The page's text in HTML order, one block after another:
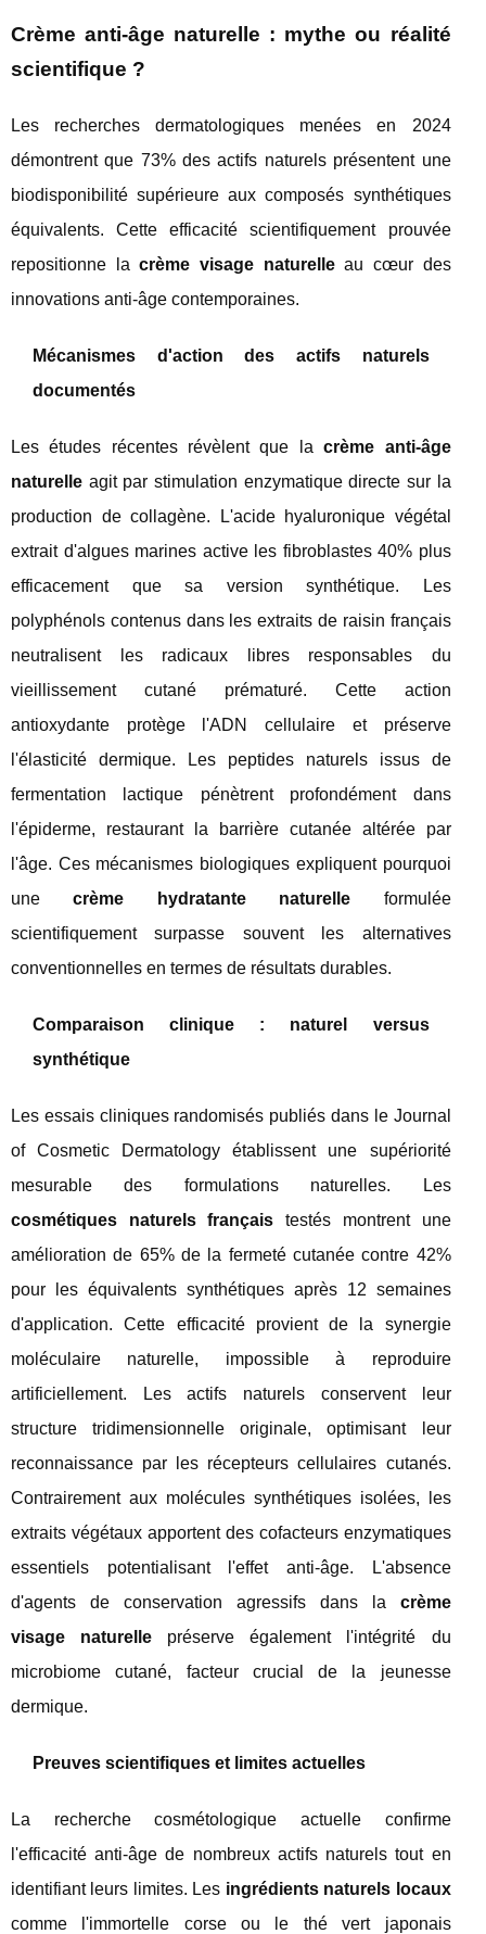
Crème anti-âge naturelle : mythe ou réalité
scientifique ?
Les recherches dermatologiques menées en 2024
démontrent que 73% des actifs naturels présentent une
biodisponibilité supérieure aux composés synthétiques
équivalents. Cette efficacité scientifiquement prouvée
repositionne lacrème visage naturelleau cœur des
innovations anti-âge contemporaines.
Mécanismes d'action des actifs naturels
documentés
Les études récentes révèlent que lacrème anti-âge
naturelle agit par stimulation enzymatique directe sur la
production de collagène. L'acide hyaluronique végétal
extrait d'algues marines active les fibroblastes 40% plus
efficacement que sa version synthétique. Les
polyphénols contenus dans les extraits de raisin français
neutralisent les radicaux libres responsables du
vieillissement cutané prématuré. Cette action
antioxydante protège l'ADN cellulaire et préserve
l'élasticité dermique. Les peptides naturels issus de
fermentation lactique pénètrent profondément dans
l'épiderme, restaurant la barrière cutanée altérée par
l'âge. Ces mécanismes biologiques expliquent pourquoi
unecrème hydratante naturelle formulée
scientifiquement surpasse souvent les alternatives
conventionnelles en termes de résultats durables.
Comparaison clinique : naturel versus
synthétique
Les essais cliniques randomisés publiés dans le Journal
of Cosmetic Dermatology établissent une supériorité
mesurable des formulations naturelles. Les
cosmétiques naturels français testés montrent une
amélioration de 65% de la fermeté cutanée contre 42%
pour les équivalents synthétiques après 12 semaines
d'application. Cette efficacité provient de la synergie
moléculaire naturelle, impossible à reproduire
artificiellement. Les actifs naturels conservent leur
structure tridimensionnelle originale, optimisant leur
reconnaissance par les récepteurs cellulaires cutanés.
Contrairement aux molécules synthétiques isolées, les
extraits végétaux apportent des cofacteurs enzymatiques
essentiels potentialisant l'effet anti-âge. L'absence
d'agents de conservation agressifs dans la crème
visage naturelle préserve également l'intégrité du
microbiome cutané, facteur crucial de la jeunesse
dermique.
Preuves scientifiques et limites actuelles
La recherche cosmétologique actuelle confirme
l'efficacité anti-âge de nombreux actifs naturels tout en
identifiant leurs limites. Les ingrédients naturels locaux
comme l'immortelle corse ou le thé vert japonais